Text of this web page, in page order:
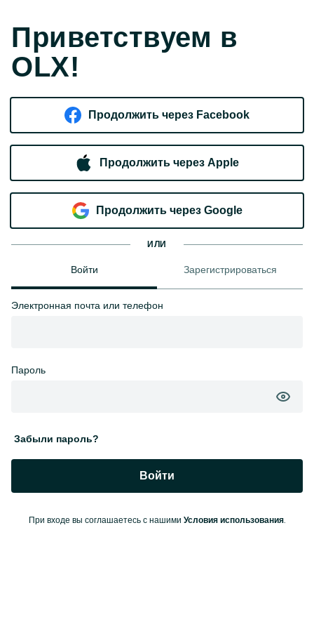
Приветствуем в
OLX!
Продолжить через Facebook
Продолжить через Apple
Продолжить через Google
ИЛИ
Войти Зарегистрироваться
Электронная почта или телефон
Пароль
Забыли пароль?
Войти
При входе вы соглашаетесь с нашими Условия использования.